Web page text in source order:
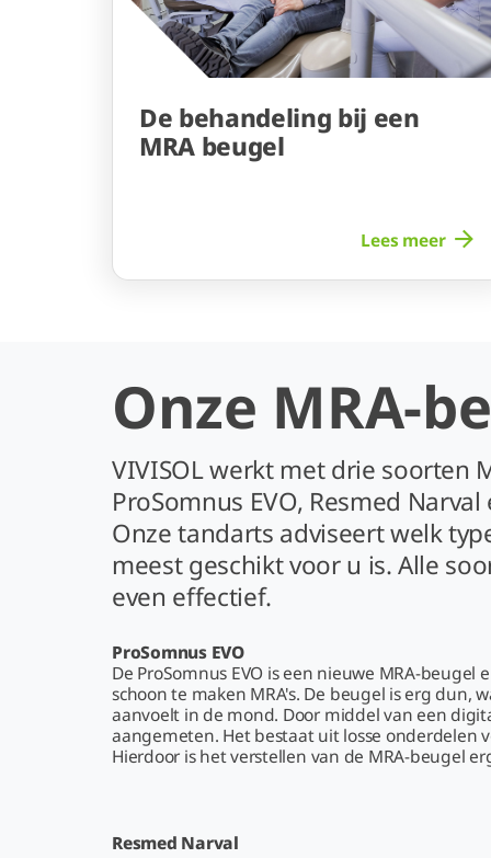
De behandeling bij een
MRA beugel
Lees meer
Onze MRA-
VIVISOL werkt met drie soorten
ProSomnus EVO, Resmed
Onze tandarts adviseert welk
meest geschikt voor u is. Alle
even effectief.
ProSomnus EVO
De ProSomnus EVO is een nieuwe MRA-beugel
schoon te maken MRA's. De beugel is erg dun,
aanvoelt in de mond. Door middel van een
aangemeten. Het bestaat uit losse onderdelen
Hierdoor is het verstellen van de MRA-beugel
Resmed Narval